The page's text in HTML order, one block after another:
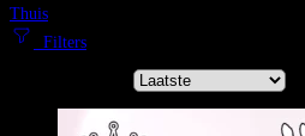
Thuis
Filters